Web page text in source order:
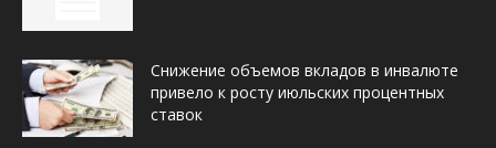
Снижение объемов вкладов в инвалюте
привело к росту июльских процентных
ставок